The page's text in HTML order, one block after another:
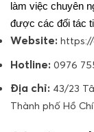
làm việc chuyên
được các đối tác
Website:
Hotline: 0976
Địa chỉ: 43/23
Thành phố Hồ